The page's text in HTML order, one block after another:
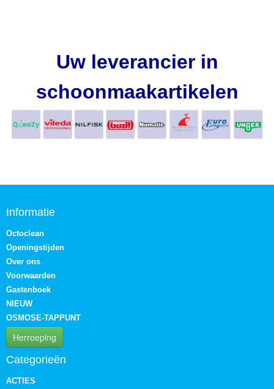
Uw leverancier in
schoonmaakartikelen
Informatie
Octoclean
Openingstijden
Over ons
Voorwaarden
Gastenboek
NIEUW
OSMOSE-TAPPUNT
Herroeping
Categorieën
ACTIES